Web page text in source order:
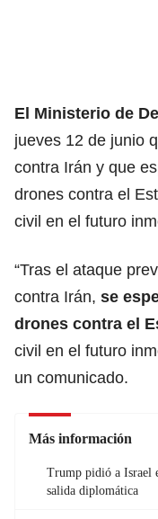
El Ministerio de
jueves 12 de junio
contra Irán y que
drones contra el
civil en el futuro
“Tras el ataque
contra Irán, se
drones contra el
civil en el futuro
un comunicado.
Más información
Trump pidió a Israel
salida diplomática